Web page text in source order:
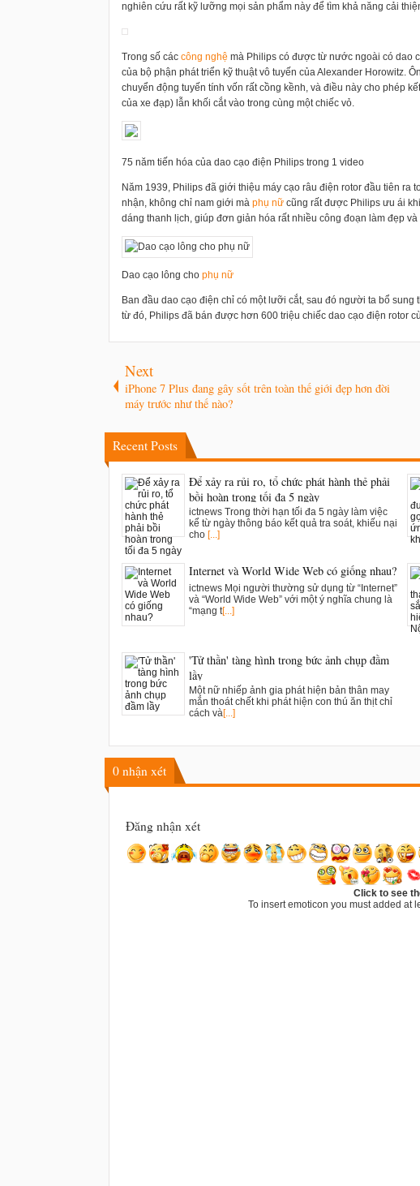
nghiên cứu rất kỹ lưỡng mọi sản phẩm này để tìm khả năng cải
Trong số các công nghệ mà Philips có được từ nước ngoài có dao
của bộ phận phát triển kỹ thuật vô tuyến của Alexander Horowitz.
chuyển động tuyến tính vốn rất cồng kềnh, và điều này cho phép
của xe đạp) lẫn khối cắt vào trong cùng một chiếc vỏ.
75 năm tiến hóa của dao cạo điện Philips trong 1 video
Năm 1939, Philips đã giới thiệu máy cạo râu điện rotor đầu tiên
nhận, không chỉ nam giới mà phụ nữ cũng rất được Philips ưu ái
dáng thanh lịch, giúp đơn giản hóa rất nhiều công đoạn làm đẹp và
Dao cạo lông cho phụ nữ
Ban đầu dao cạo điện chỉ có một lưỡi cắt, sau đó người ta bổ
từ đó, Philips đã bán được hơn 600 triệu chiếc dao cạo điện rotor
Next
iPhone 7 Plus đang gây sốt trên toàn thế giới đẹp hơn đời
máy trước như thế nào?
Recent Posts
Để xảy ra rủi ro, tổ chức phát hành thẻ phải
bồi hoàn trong tối đa 5 ngày
ictnews Trong thời hạn tối đa 5 ngày làm việc
kể từ ngày thông báo kết quả tra soát, khiếu nại
cho [...]
Internet và World Wide Web có giống nhau?
ictnews Mọi người thường sử dụng từ “Internet”
và “World Wide Web” với một ý nghĩa chung là
“mạng t[...]
'Tử thần' tàng hình trong bức ảnh chụp đầm
lầy
Một nữ nhiếp ảnh gia phát hiện bản thân may
mắn thoát chết khi phát hiện con thú ăn thịt chỉ
cách và[...]
0 nhận xét
Đăng nhận xét
Click to see
To insert emoticon you must added at